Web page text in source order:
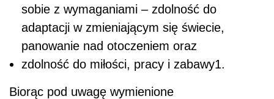
sobie z wymaganiami – zdolność do
adaptacji w zmieniającym się świecie,
panowanie nad otoczeniem oraz
zdolność do miłości, pracy i zabawy1.
Biorąc pod uwagę wymienione